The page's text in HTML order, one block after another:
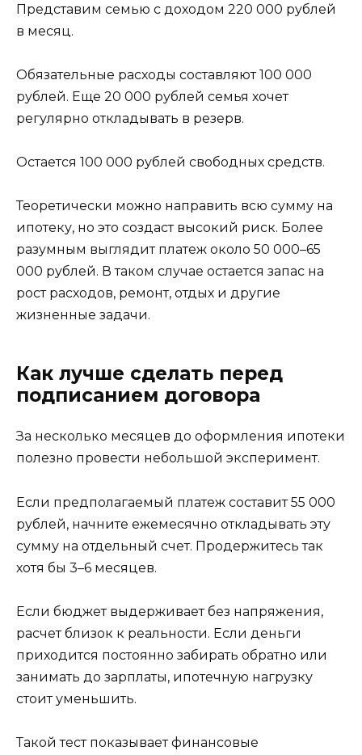
Представим семью с доходом 220 000 рублей
в месяц.
Обязательные расходы составляют 100 000
рублей. Еще 20 000 рублей семья хочет
регулярно откладывать в резерв.
Остается 100 000 рублей свободных средств.
Теоретически можно направить всю сумму на
ипотеку, но это создаст высокий риск. Более
разумным выглядит платеж около 50 000–65
000 рублей. В таком случае остается запас на
рост расходов, ремонт, отдых и другие
жизненные задачи.
Как лучше сделать перед
подписанием договора
За несколько месяцев до оформления ипотеки
полезно провести небольшой эксперимент.
Если предполагаемый платеж составит 55 000
рублей, начните ежемесячно откладывать эту
сумму на отдельный счет. Продержитесь так
хотя бы 3–6 месяцев.
Если бюджет выдерживает без напряжения,
расчет близок к реальности. Если деньги
приходится постоянно забирать обратно или
занимать до зарплаты, ипотечную нагрузку
стоит уменьшить.
Такой тест показывает финансовые